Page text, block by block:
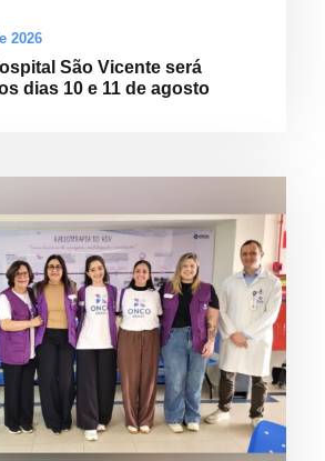
2026
São Vicente será
dias 10 e 11 de agosto